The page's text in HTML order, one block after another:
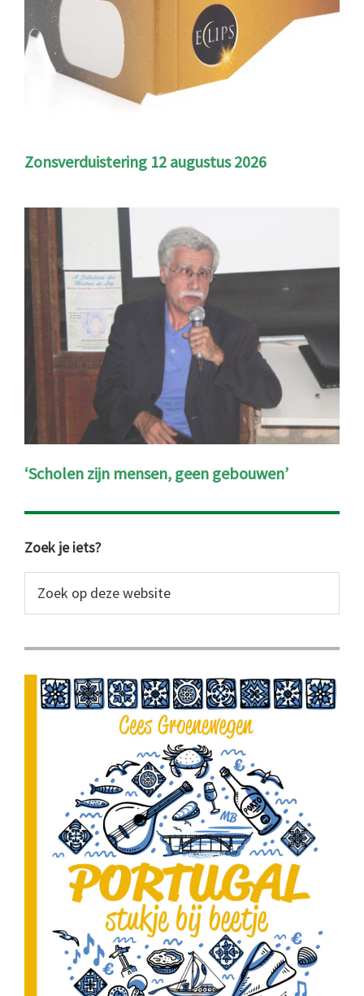
Zonsverduistering 12 augustus 2026
‘Scholen zijn mensen, geen gebouwen’
Primaire
Sidebar
Zoek je iets?
op
website